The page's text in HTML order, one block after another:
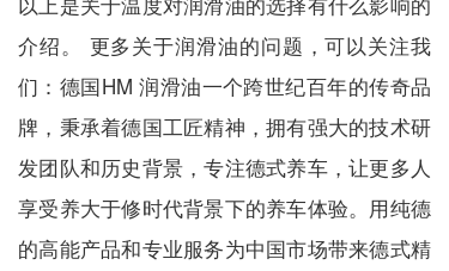
介绍。 更多关于润滑油的问题，可以关注我
们： 德国HM 润滑油一个跨世纪百年的传奇品
牌，秉承着德国工匠精神，拥有强大的技术研
发团队和历史背景，专注德式养车，让更多人
享受养大于修时代背景下的养车体验。用纯德
的高能产品和专业服务为中国市场带来德式精